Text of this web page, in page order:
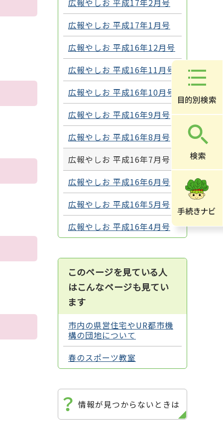
広報やしお 平成17年2月号
広報やしお 平成17年1月号
広報やしお 平成16年12月号
広報やしお 平成16年11月号
広報やしお 平成16年10月号
広報やしお 平成16年9月号
広報やしお 平成16年8月号
広報やしお 平成16年7月号
広報やしお 平成16年6月号
広報やしお 平成16年5月号
広報やしお 平成16年4月号
このページを見ている人
はこんなページも見てい
ます
市内の県営住宅やUR都市機
構の団地について
春のスポーツ教室
情報が見つからないときは